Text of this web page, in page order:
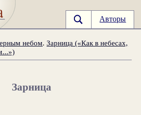
Авторы
небом.Зарница («Как в небесах,
Зарница